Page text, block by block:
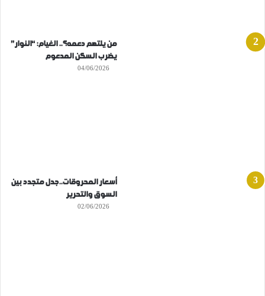
من يلتهم دعمه؟.. الغيام: “النوار”
يضرب السكن المدعوم
04/06/2026
أسعار المحروقات..جدل متجدد بين
السوق والتحرير
02/06/2026